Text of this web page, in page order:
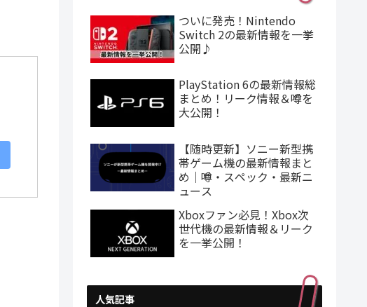
ついに発売！Nintendo
Switch 2の最新情報を一挙
公開♪
PlayStation 6の最新情報総
まとめ！リーク情報＆噂を
大公開！
【随時更新】ソニー新型携
帯ゲーム機の最新情報まと
め｜噂・スペック・最新ニ
ュース
Xboxファン必見！Xbox次
世代機の最新情報＆リーク
を一挙公開！
人気記事